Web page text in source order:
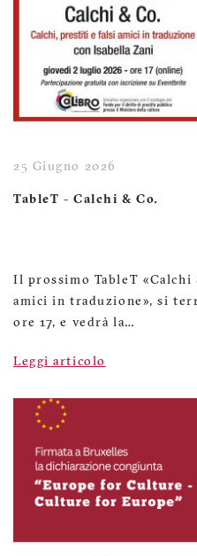
25 Giugno 2026
TableT - Calchi & Co.
Il prossimo TableT
amici in traduzione», si
ore 17, e vedrà la…
Leggi articolo